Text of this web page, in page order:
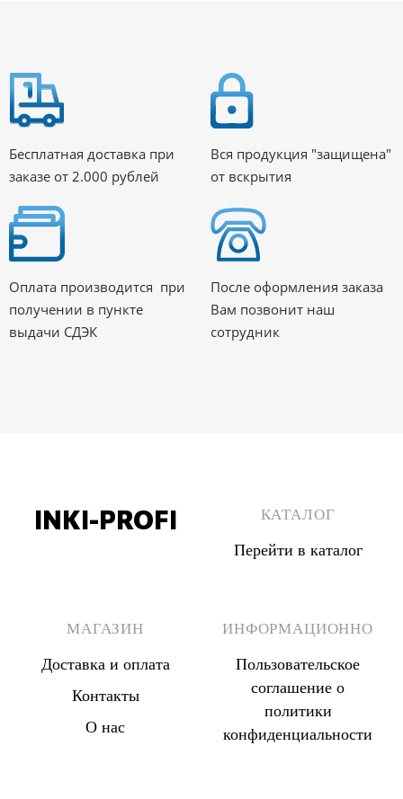
Бесплатная доставка при
заказе от 2.000 рублей
Вся продукция "защищена"
от вскрытия
Оплата производится при
получении в пункте
выдачи СДЭК
После оформления заказа
Вам позвонит наш
сотрудник
INKI-PROFI КАТАЛОГ
Перейти в каталог
МАГАЗИН
Доставка и оплата
Контакты
О нас
ИНФОРМАЦИОННО
Пользовательское
соглашение о
политики
конфиденциальности